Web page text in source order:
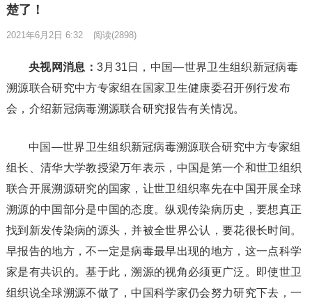
楚了！
2021年6月2日 6:32 阅读(2898)
央视网消息： 3月31日，中国—世界卫生组织新冠病毒
溯源联合研究中方专家组在国家卫生健康委召开例行发布
会，介绍新冠病毒溯源联合研究报告有关情况。
中国—世界卫生组织新冠病毒溯源联合研究中方专家组
组长、清华大学教授梁万年表示，中国是第一个和世卫组织
联合开展溯源研究的国家，让世卫组织率先在中国开展全球
溯源的中国部分是中国的态度。纵观传染病历史，要想真正
找到新发传染病的源头，并被全世界公认，要花很长时间。
早报告的地方，不一定是病毒最早出现的地方，这一点科学
家是有共识的。基于此，溯源的视角必须更广泛。即使世卫
组织说全球溯源不做了，中国科学家仍会努力研究下去，一